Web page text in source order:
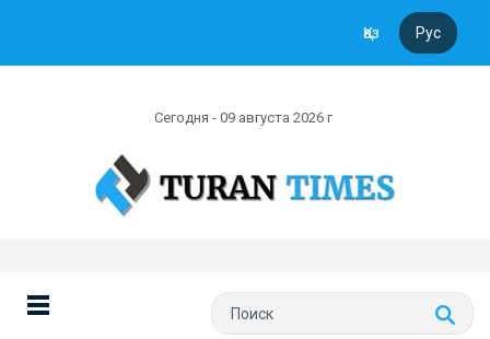
Қаз Рус
Сегодня - 09 августа 2026 г